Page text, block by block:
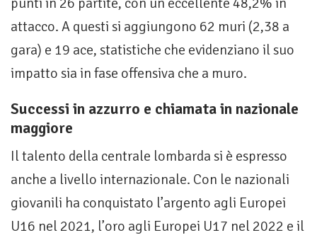
attacco. A questi si aggiungono 62 muri (2,38 a
gara) e 19 ace, statistiche che evidenziano il suo
impatto sia in fase offensiva che a muro.
Successi in azzurro e chiamata in nazionale
maggiore
Il talento della centrale lombarda si è espresso
anche a livello internazionale. Con le nazionali
giovanili ha conquistato l’argento agli Europei
U16 nel 2021, l’oro agli Europei U17 nel 2022 e il